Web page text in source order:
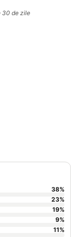
30 de zile
38%
23%
19%
9%
11%